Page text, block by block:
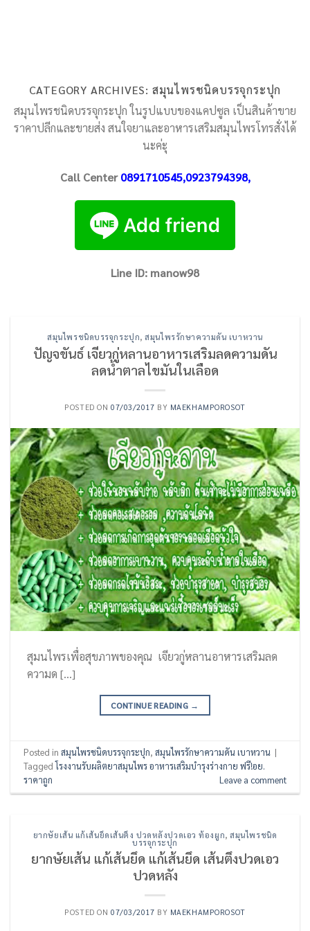
CATEGORY ARCHIVES: สมุนไพรชนิดบรรจุกระปุก
สมุนไพรชนิดบรรจุกระปุก ในรูปแบบของแคปซูล เป็นสินค้าขาย
ราคาปลีกและขายส่ง สนใจยาและอาหารเสริมสมุนไพรโทรสั่งได้
นะค่ะุ
Call Center0891710545,0923794398,
Line ID: manow98
สมุนไพรชนิดบรรจุกระปุก,สมุนไพรรักษาความดัน เบาหวาน
ปัญจขันธ์ เจียวกู่หลานอาหารเสริมลดความดัน
ลดน้ำตาลไขมันในเลือด
POSTED ON 07/03/2017 BY MAEKHAMPOROSOT
สุมนไพรเพื่อสุขภาพของคุณ เจียวกู่หลานอาหารเสริมลด
ความด […]
CONTINUE READING →
Posted inสมุนไพรชนิดบรรจุกระปุก,สมุนไพรรักษาความดัน เบาหวาน |
Taggedโรงงานรับผลิตยาสมุนไพร อาหารเสริมบำรุงร่างกาย ฟรี!อย.
ราคาถูก
Leave a comment
ยากษัยเส้น แก้เส้นยึดเส้นตึง ปวดหลังปวดเอว ท้องผูก,สมุนไพรชนิด
บรรจุกระปุก
ยากษัยเส้น แก้เส้นยึด แก้เส้นยึด เส้นตึงปวดเอว
ปวดหลัง
POSTED ON 07/03/2017 BY MAEKHAMPOROSOT